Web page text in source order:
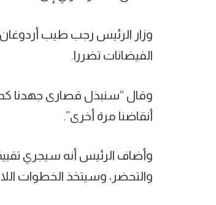
وزار الرئيس رجب طيب
الفيضانات تضررا.
وقال “سنبذل قصارى جهدنا
أنقاضنا مرة أخرى”.
وأضاف الرئيس أنه سيجري تقييمًا
والتحضر، وسيتخذ الخطوات